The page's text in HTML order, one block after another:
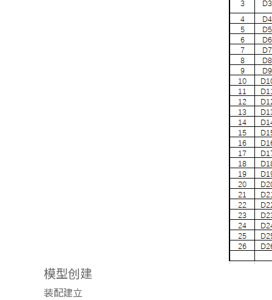
模型创建
装配建立